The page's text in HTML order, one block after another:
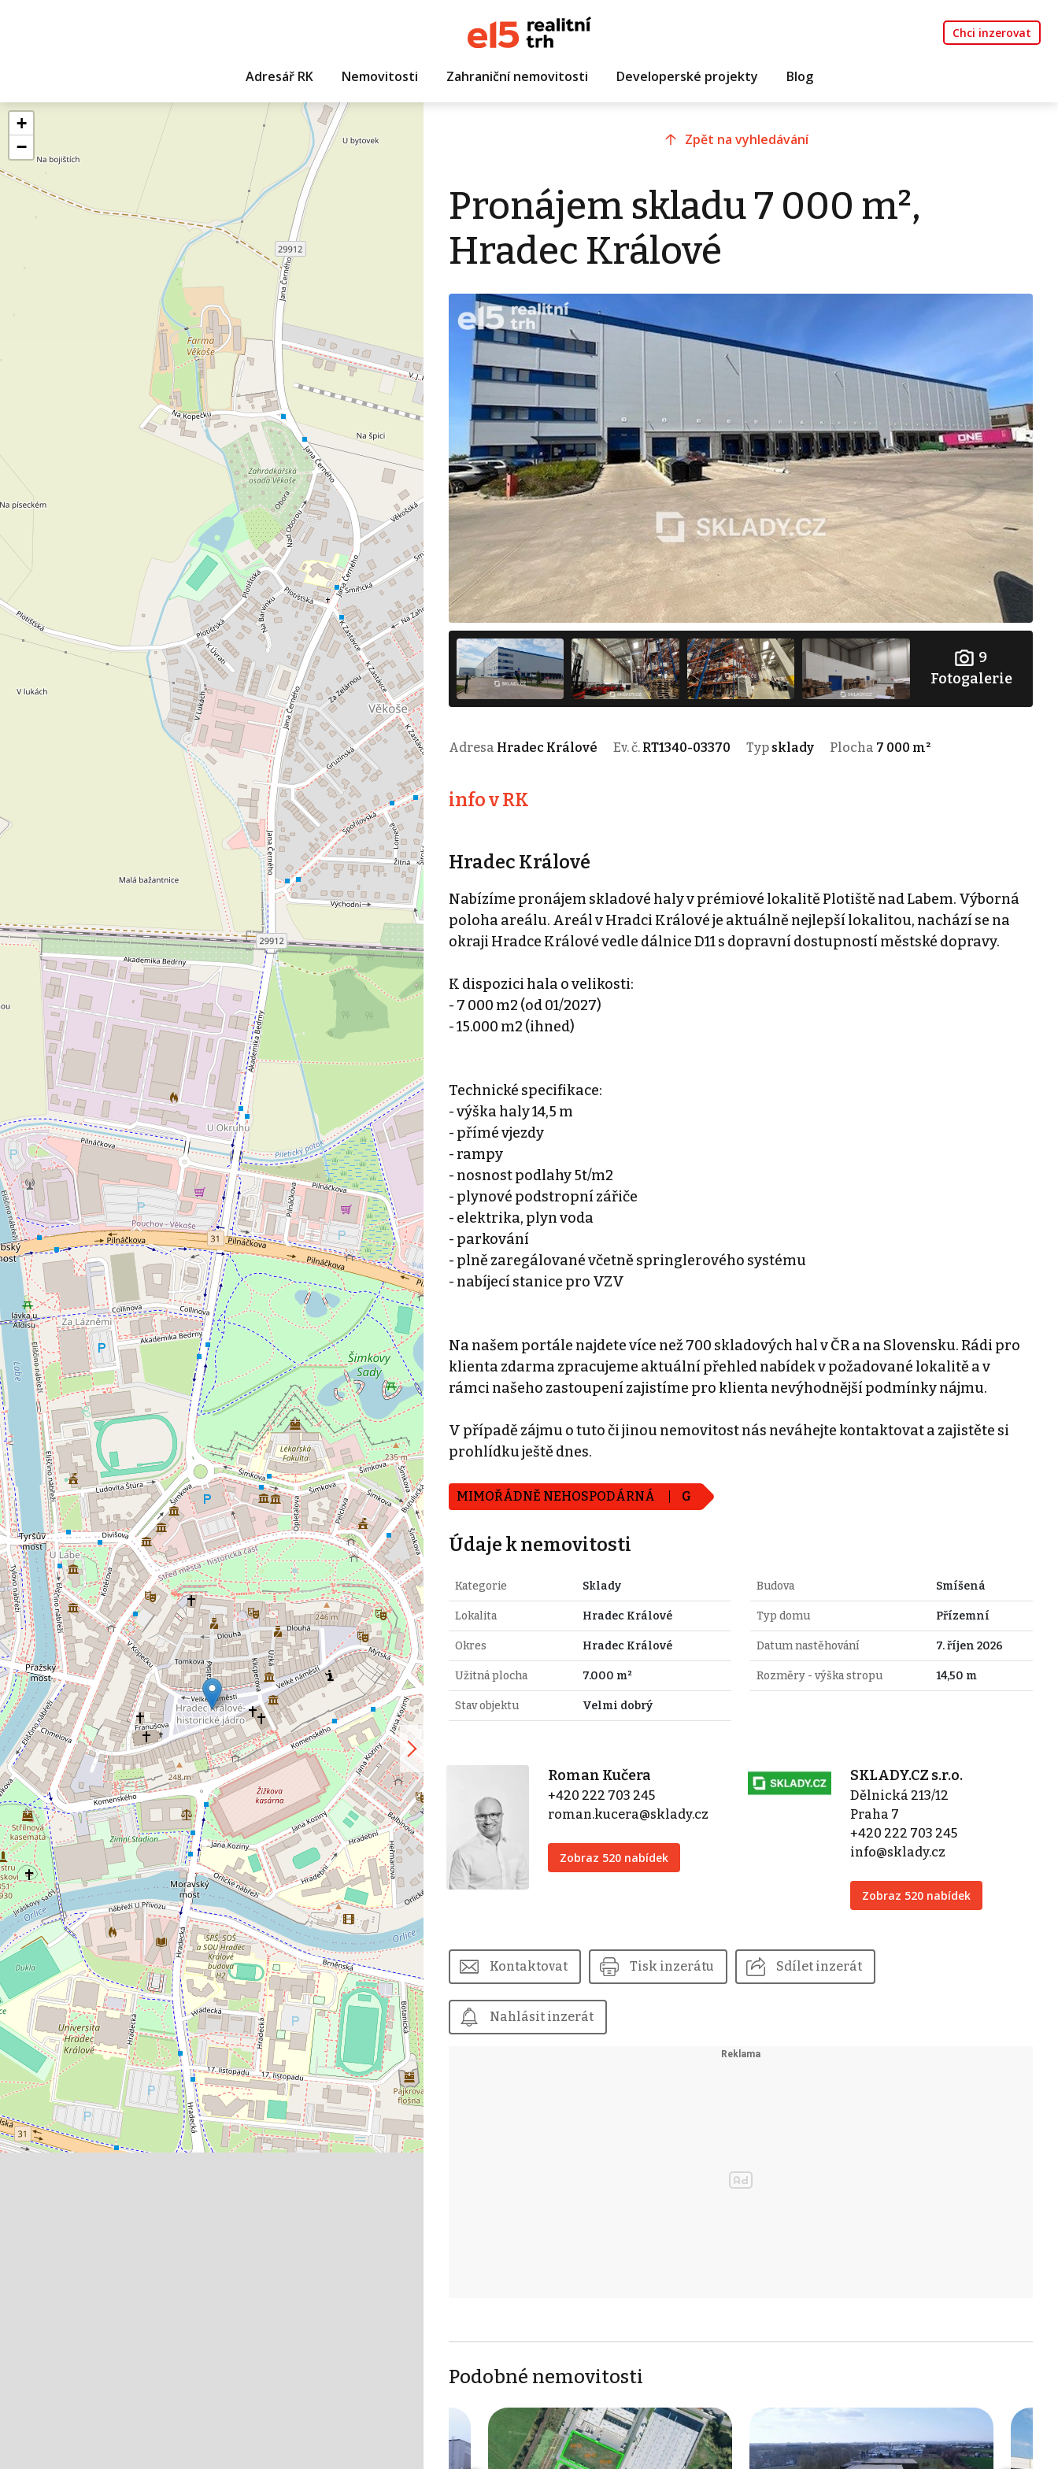
Chci inzerovat
Adresář RK Nemovitosti Zahraniční nemovitosti Developerské projekty Blog
+
−
Zpět na vyhledávání
Pronájem skladu 7 000 m²,
Hradec Králové
9
Fotogalerie
Adresa Hradec Králové Ev. č. RT1340-03370 Typ sklady Plocha 7 000 m²
info v RK
Hradec Králové
Nabízíme pronájem skladové haly v prémiové lokalitě Plotiště nad Labem. Výborná
poloha areálu. Areál v Hradci Králové je aktuálně nejlepší lokalitou, nachází se na
okraji Hradce Králové vedle dálnice D11 s dopravní dostupností městské dopravy.
K dispozici hala o velikosti:
- 7 000 m2 (od 01/2027)
- 15.000 m2 (ihned)
Technické specifikace:
- výška haly 14,5 m
- přímé vjezdy
- rampy
- nosnost podlahy 5t/m2
- plynové podstropní zářiče
- elektrika, plyn voda
- parkování
- plně zaregálované včetně springlerového systému
- nabíjecí stanice pro VZV
Na našem portále najdete více než 700 skladových hal v ČR a na Slovensku. Rádi pro
klienta zdarma zpracujeme aktuální přehled nabídek v požadované lokalitě a v
rámci našeho zastoupení zajistíme pro klienta nevýhodnější podmínky nájmu.
V případě zájmu o tuto či jinou nemovitost nás neváhejte kontaktovat a zajistěte si
prohlídku ještě dnes.
MIMOŘÁDNĚ NEHOSPODÁRNÁ G
Údaje k nemovitosti
Kategorie Sklady
Lokalita Hradec Králové
Okres Hradec Králové
Užitná plocha 7.000 m²
Stav objektu Velmi dobrý
Budova Smíšená
Typ domu Přízemní
Datum nastěhování 7. říjen 2026
Rozměry - výška stropu 14,50 m
Roman Kučera
+420 222 703 245
roman.kucera@sklady.cz
Zobraz 520 nabídek
SKLADY.CZ s.r.o.
Dělnická 213/12
Praha 7
+420 222 703 245
info@sklady.cz
Zobraz 520 nabídek
Kontaktovat Tisk inzerátu Sdílet inzerát
Nahlásit inzerát
Podobné nemovitosti